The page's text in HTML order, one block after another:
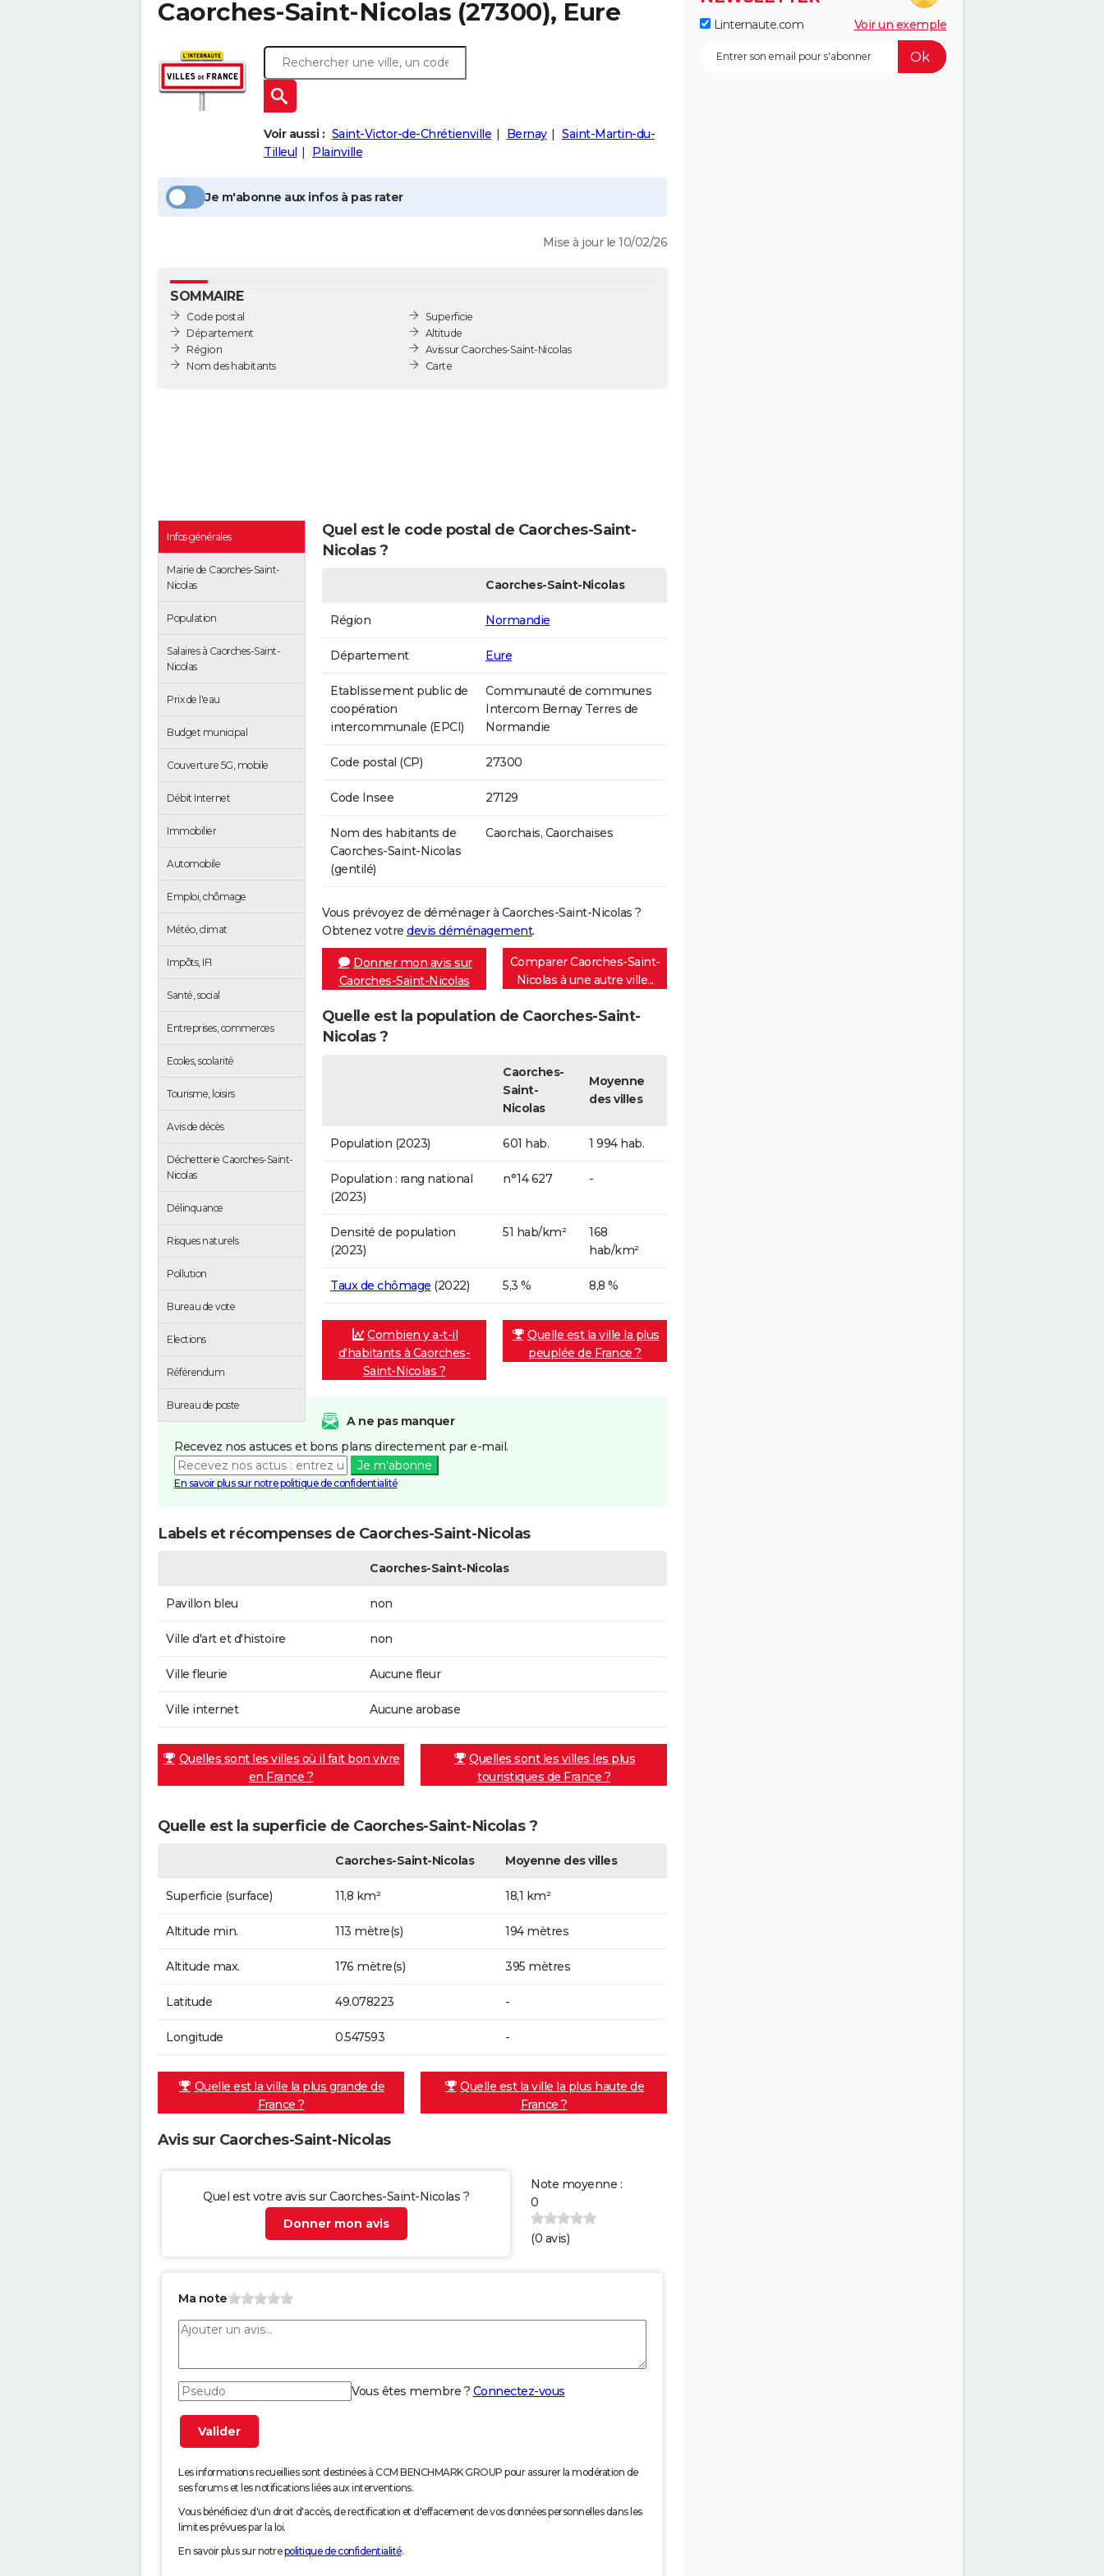
Caorches-Saint-Nicolas (27300), Eure
Voir aussi : Saint-Victor-de-Chrétienville Bernay
Saint-Martin-du-
Tilleul
Plainville
Je m'abonne aux infos à pas rater
Mise à jour le 10/02/26
SOMMAIRE
Code postal
Département
Région
Nom des habitants
Superficie
Altitude
Avis sur Caorches-Saint-Nicolas
Carte
Infos générales
Mairie de Caorches-Saint-
Nicolas
Population
Salaires à Caorches-Saint-
Nicolas
Prix de l'eau
Budget municipal
Couverture 5G, mobile
Débit Internet
Immobilier
Automobile
Emploi, chômage
Météo, climat
Impôts, IFI
Santé, social
Entreprises, commerces
Ecoles, scolarité
Tourisme, loisirs
Avis de décès
Déchetterie Caorches-Saint-
Nicolas
Délinquance
Risques naturels
Pollution
Bureau de vote
Elections
Référendum
Bureau de poste
Quel est le code postal de Caorches-Saint-
Nicolas ?
Caorches-Saint-Nicolas
Région Normandie
Département Eure
Etablissement public de
coopération
intercommunale (EPCI)
Communauté de communes
Intercom Bernay Terres de
Normandie
Code postal (CP) 27300
Code Insee 27129
Nom des habitants de
Caorches-Saint-Nicolas
(gentilé)
Caorchais, Caorchaises
Vous prévoyez de déménager à Caorches-Saint-Nicolas ?
Obtenez votre devis déménagement.
Donner mon avis sur
Caorches-Saint-Nicolas
Comparer Caorches-Saint-
Nicolas à une autre ville...
Quelle est la population de Caorches-Saint-
Nicolas ?
Caorches-
Saint-
Nicolas
Moyenne
des villes
Population (2023) 601 hab. 1 994 hab.
Population : rang national
(2023)
n°14 627 -
Densité de population
(2023)
51 hab/km²
168
hab/km²
Taux de chômage (2022) 5,3 % 8,8 %
Combien y a-t-il
d'habitants à Caorches-
Saint-Nicolas ?
Quelle est la ville la plus
peuplée de France ?
A ne pas manquer
Recevez nos astuces et bons plans directement par e-mail.
Je m'abonne
En savoir plus sur notre politique de confidentialité
Labels et récompenses de Caorches-Saint-Nicolas
Caorches-Saint-Nicolas
Pavillon bleu non
Ville d'art et d'histoire non
Ville fleurie Aucune fleur
Ville internet Aucune arobase
Quelles sont les villes où il fait bon vivre
en France ?
Quelles sont les villes les plus
touristiques de France ?
Quelle est la superficie de Caorches-Saint-Nicolas ?
Caorches-Saint-Nicolas Moyenne des villes
Superficie (surface) 11,8 km² 18,1 km²
Altitude min. 113 mètre(s) 194 mètres
Altitude max. 176 mètre(s) 395 mètres
Latitude 49.078223 -
Longitude 0.547593 -
Quelle est la ville la plus grande de
France ?
Quelle est la ville la plus haute de
France ?
Avis sur Caorches-Saint-Nicolas
Quel est votre avis sur Caorches-Saint-Nicolas ?
Donner mon avis
Note moyenne :
0
(0 avis)
Ma note
Vous êtes membre ? Connectez-vous
Les informations recueillies sont destinées à CCM BENCHMARK GROUP pour assurer la modération de
ses forums et les notifications liées aux interventions.
Vous bénéficiez d'un droit d'accès, de rectification et d'effacement de vos données personnelles dans les
limites prévues par la loi.
En savoir plus sur notrepolitique de confidentialité.
Linternaute.com Voir un exemple